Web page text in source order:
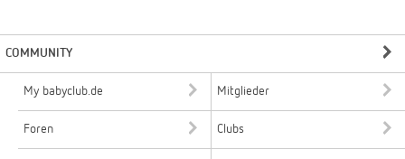
COMMUNITY
My babyclub.de Mitglieder
Foren Clubs